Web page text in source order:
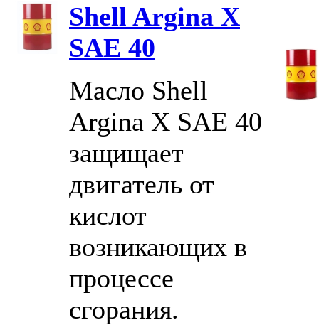
Shell Argina X
SAE 40
Масло Shell
Argina X SAE 40
защищает
двигатель от
кислот
возникающих в
процессе
сгорания.